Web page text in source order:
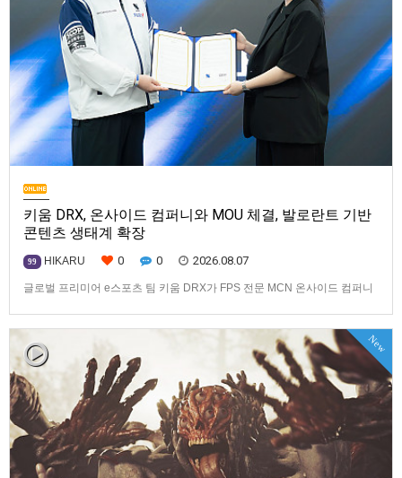
키움 DRX, 온사이드 컴퍼니와 MOU 체결, 발로란트 기반
콘텐츠 생태계 확장
99 HIKARU 0 0 2026.08.07
글로벌 프리미어 e스포츠 팀 키움 DRX가 FPS 전문 MCN 온사이드 컴퍼니
문화 산업 저변 확대 및 콘텐츠 강화를 위한 업무 협약(MOU)을 체결했다고
밝혔다. 이날 협약식에는 키움 DRX 양선일 대표이사, …
New